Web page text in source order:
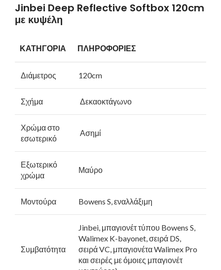
Jinbei Deep Reflective Softbox 120cm
με κυψέλη
ΚΑΤΗΓΟΡΙΑ ΠΛΗΡΟΦΟΡΙΕΣ
Διάμετρος 120cm
Σχήμα Δεκαοκτάγωνο
Χρώμα στο
εσωτερικό
Ασημί
Εξωτερικό
χρώμα
Μαύρο
Μοντούρα Bowens S, εναλλάξιμη
Συμβατότητα
Jinbei, μπαγιονέτ τύπου Bowens S,
Walimex K-bayonet, σειρά DS,
σειρά VC, μπαγιονέτα Walimex Pro
και σειρές με όμοιες μπαγιονέτ